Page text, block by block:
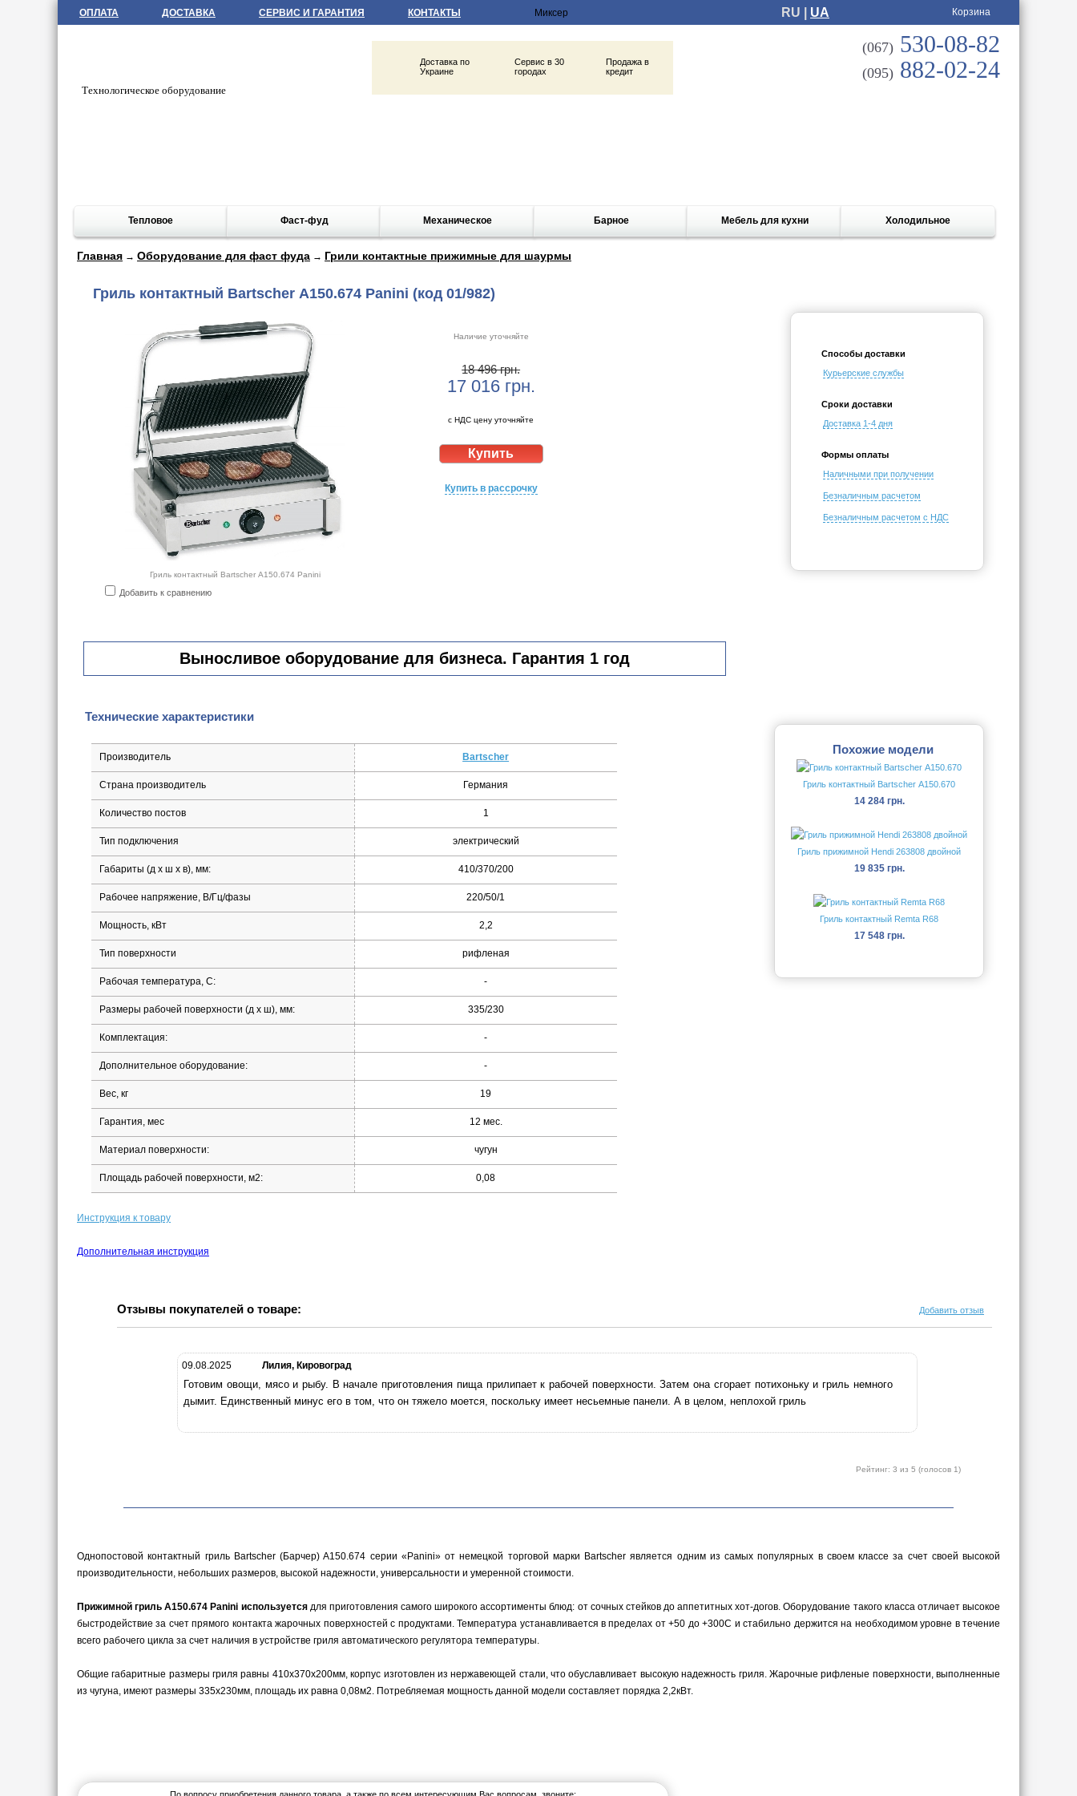
ОПЛАТА ДОСТАВКА СЕРВИС И ГАРАНТИЯ КОНТАКТЫ RU | UA Корзина
Технологическое оборудование
Доставка по
Украине
Сервис в 30
городах
Продажа в
кредит
(067) 530-08-82
(095) 882-02-24
Тепловое Фаст-фуд Механическое Барное Мебель для кухни Холодильное
Главная → Оборудование для фаст фуда → Грили контактные прижимные для шаурмы
Гриль контактный Bartscher А150.674 Panini (код 01/982)
Гриль контактный Bartscher А150.674 Panini
Добавить к сравнению
Наличие уточняйте
18 496 грн.
17 016грн.
с НДС цену уточняйте
Купить в рассрочку
Способы доставки
Курьерские службы
Сроки доставки
Доставка 1-4 дня
Формы оплаты
Наличными при получении
Безналичным расчетом
Безналичным расчетом с НДС
Выносливое оборудование для бизнеса. Гарантия 1 год
Технические характеристики
Производитель Bartscher
Страна производитель Германия
Количество постов 1
Тип подключения электрический
Габариты (д х ш х в), мм: 410/370/200
Рабочее напряжение, В/Гц/фазы 220/50/1
Мощность, кВт 2,2
Тип поверхности рифленая
Рабочая температура, С: -
Размеры рабочей поверхности (д х ш), мм: 335/230
Комплектация: -
Дополнительное оборудование: -
Вес, кг 19
Гарантия, мес 12 мес.
Материал поверхности: чугун
Площадь рабочей поверхности, м2: 0,08
Инструкция к товару
Дополнительная инструкция
Похожие модели
Гриль контактный Bartscher А150.670
14 284 грн.
Гриль прижимной Hendi 263808 двойной
19 835 грн.
Гриль контактный Remta R68
17 548 грн.
Отзывы покупателей о товаре: Добавить отзыв
09.08.2025 Лилия, Кировоград
Готовим овощи, мясо и рыбу. В начале приготовления пища прилипает к рабочей поверхности. Затем она сгорает потихоньку и гриль немного
дымит. Единственный минус его в том, что он тяжело моется, поскольку имеет несьемные панели. А в целом, неплохой гриль
Рейтинг: 3 из 5 (голосов 1)
Однопостовой контактный гриль Bartscher (Барчер) A150.674 серии «Panini» от немецкой торговой марки Bartscher является одним из самых популярных в своем классе за счет своей высокой
производительности, небольших размеров, высокой надежности, универсальности и умеренной стоимости.
Прижимной гриль A150.674 Panini используетсядля приготовления самого широкого ассортименты блюд: от сочных стейков до аппетитных хот-догов. Оборудование такого класса отличает высокое
быстродействие за счет прямого контакта жарочных поверхностей с продуктами. Температура устанавливается в пределах от +50 до +300С и стабильно держится на необходимом уровне в течение
всего рабочего цикла за счет наличия в устройстве гриля автоматического регулятора температуры.
Общие габаритные размеры гриля равны 410х370х200мм, корпус изготовлен из нержавеющей стали, что обуславливает высокую надежность гриля. Жарочные рифленые поверхности, выполненные
из чугуна, имеют размеры 335х230мм, площадь их равна 0,08м2. Потребляемая мощность данной модели составляет порядка 2,2кВт.